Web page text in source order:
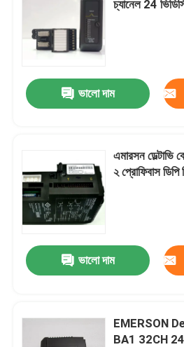
Triconex DCS
হিমা পিএলসি
Rockwell Allen Bradley PLC
পিএলসি মডিউল
চ্যানেল 24
ভালো দাম
এমারসন ডেল্টাভি
২ প্রোফিবাস ডিপি
ভালো দাম
EMERSON
BA1 32CH